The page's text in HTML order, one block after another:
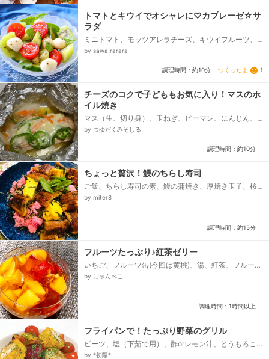
し)、・マヨネーズ、・牛乳、・レモン汁、塩、こしょ
う...
トマトとキウイでオシャレに♡カプレーゼ☆サ
ラダ
ミニトマト、モッツアレラチーズ、キウイフルーツ、
胡瓜、★オリーブ油、★ワインビネガー、★塩、★胡
by sawa.rarara
調理時間：約10分 つくったよ 1
チーズのコクで子どももお気に入り！マスのホ
イル焼き
マス（生、切り身）、玉ねぎ、ピーマン、にんじん、
シュレッドチーズ、塩、胡椒
by つゆだくみそしる
調理時間：約10分
ちょっと贅沢！鰻のちらし寿司
ご飯、ちらし寿司の素、鰻の蒲焼き、厚焼き玉子、桜
でんぶ、絹さや、刻み海苔
by miter8
調理時間：約15分
フルーツたっぷり♪紅茶ゼリー
いちご、フルーツ缶(今回は黄桃)、湯、紅茶、フルーツ
缶のシロップ、レモン汁、はちみつ、ゼラチン
by にゃんぺこ
調理時間：1時間以上
フライパンで！たっぷり野菜のグリル
ビーツ、塩（下茹で用）、酢orレモン汁、とうもろこ
し、ミニトマト、ナス、ズッキーニ、パプリカ
by *初陽*